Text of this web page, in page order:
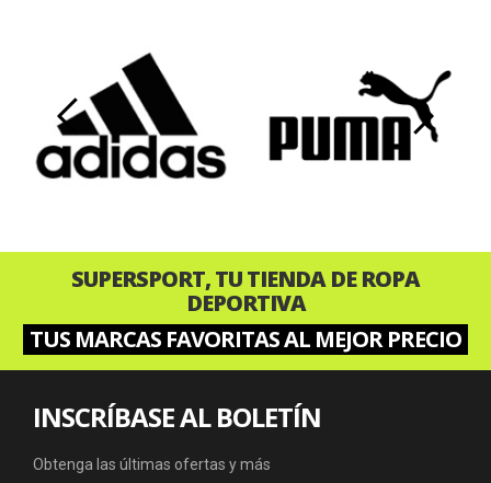
‹ ›
SUPERSPORT, TU TIENDA DE ROPA
DEPORTIVA
TUS MARCAS FAVORITAS AL MEJOR PRECIO
INSCRÍBASE AL BOLETÍN
Obtenga las últimas ofertas y más